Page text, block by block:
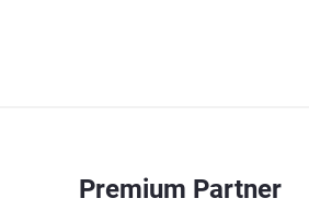
Premium Partner